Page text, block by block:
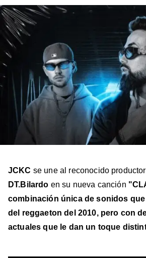
en
Facebook
en
en
Instagram
en
JCKC se une al reconocido
DT.Bilardo en su nueva canción
combinación única de sonidos
del reggaeton del 2010, pero con
actuales que le dan un toque